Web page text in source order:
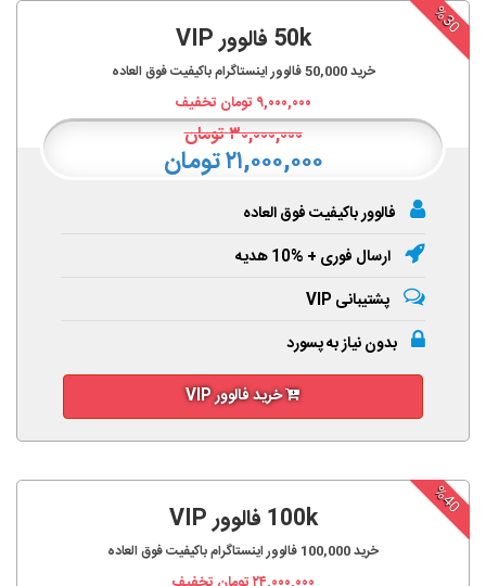
%30
50k فالوور VIP
خرید50,000فالوور اینستاگرام باکیفیت فوق العاده
۹,۰۰۰,۰۰۰ تومان تخفیف
۳۰,۰۰۰,۰۰۰تومان
۲۱,۰۰۰,۰۰۰ تومان
فالوور باکیفیت فوق العاده
ارسال فوری + %10 هدیه
پشتیبانی VIP
بدون نیاز به پسورد
خرید فالوور VIP
%40
100k فالوور VIP
خرید100,000 فالوور اینستاگرام باکیفیت فوق العاده